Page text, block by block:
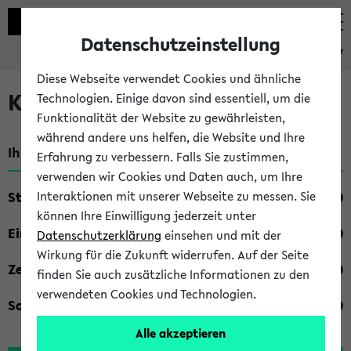
eKVV
Kombisuche im eKVV
Ihre Suchkriterien:
Studienfach
Einrichtung
Zeiten
Sonstiges
Datenschutzeinstellung
Diese Webseite verwendet Cookies und ähnliche
Technologien. Einige davon sind essentiell, um die
Funktionalität der Website zu gewährleisten,
während andere uns helfen, die Website und Ihre
Erfahrung zu verbessern. Falls Sie zustimmen,
verwenden wir Cookies und Daten auch, um Ihre
Interaktionen mit unserer Webseite zu messen. Sie
können Ihre Einwilligung jederzeit unter
Datenschutzerklärung einsehen und mit der
Wirkung für die Zukunft widerrufen. Auf der Seite
finden Sie auch zusätzliche Informationen zu den
verwendeten Cookies und Technologien.
Alle akzeptieren